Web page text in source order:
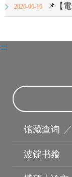
2026-06-16 📌【電子書
:::
馆藏查询 ／
波锭书飨